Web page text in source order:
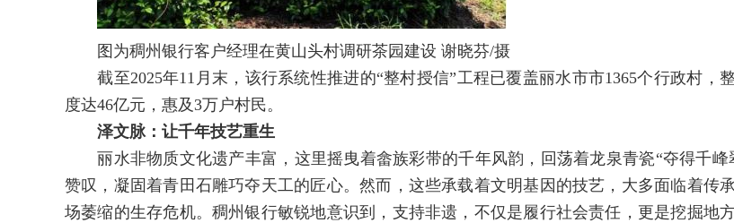
图为稠州银行客户经理在黄山头村调研茶园建设 谢晓芬/摄
截至2025年11月末，该行系统性推进的“整村授信”工程已覆盖丽水市市1365个行政村，
度达46亿元，惠及3万户村民。
泽文脉：让千年技艺重生
丽水非物质文化遗产丰富，这里摇曳着畲族彩带的千年风韵，回荡着龙泉青瓷“夺得千峰
赞叹，凝固着青田石雕巧夺天工的匠心。然而，这些承载着文明基因的技艺，大多面临着传
场萎缩的生存危机。稠州银行敏锐地意识到，支持非遗，不仅是履行社会责任，更是挖掘地